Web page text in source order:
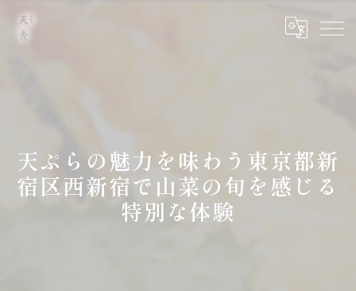
天ぷらの魅力を味わう東京都新
宿区西新宿で山菜の旬を感じる
特別な体験